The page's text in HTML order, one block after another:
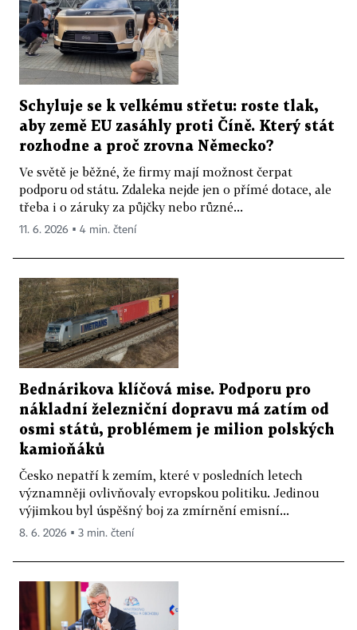
Schyluje se k velkému střetu: roste tlak,
aby země EU zasáhly proti Číně. Který stát
rozhodne a proč zrovna Německo?
Ve světě je běžné, že firmy mají možnost čerpat
podporu od státu. Zdaleka nejde jen o přímé dotace, ale
třeba i o záruky za půjčky nebo různé...
11. 6. 2026 ▪ 4 min. čtení
Bednárikova klíčová mise. Podporu pro
nákladní železniční dopravu má zatím od
osmi států, problémem je milion polských
kamioňáků
Česko nepatří k zemím, které v posledních letech
významněji ovlivňovaly evropskou politiku. Jedinou
výjimkou byl úspěšný boj za zmírnění emisní...
8. 6. 2026 ▪ 3 min. čtení